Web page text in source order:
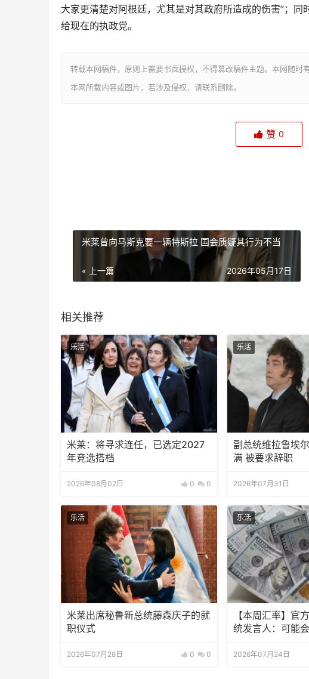
大家更清楚对阿根廷，尤其是对其政府所造成的伤害”；
给现在的执政党。
转载本网稿件，原则上需要书面授权，不得篡改稿件主题。本网随时
本网所载内容或图片，若涉及侵权，请联系删除。
赞 0
米莱曾向马斯克要一辆特斯拉 国会质疑其行为不当
« 上一篇 2026年05月17日
相关推荐
乐活
米莱：将寻求连任，已选定2027
年竞选搭档
2026年08月02日 0 0
乐活
副总统维拉鲁埃
满 被要求辞职
2026年07月31日
乐活
米莱出席秘鲁新总统藤森庆子的就
职仪式
2026年07月28日 0 0
乐活
【本周汇率】官
统发言人：可能
2026年07月24日